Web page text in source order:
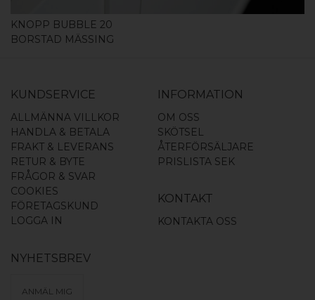
KNOPP BUBBLE 20
BORSTAD MÄSSING
KUNDSERVICE
ALLMÄNNA VILLKOR
HANDLA & BETALA
FRAKT & LEVERANS
RETUR & BYTE
FRÅGOR & SVAR
COOKIES
FÖRETAGSKUND
LOGGA IN
INFORMATION
OM OSS
SKÖTSEL
ÅTERFÖRSÄLJARE
PRISLISTA SEK
KONTAKT
KONTAKTA OSS
NYHETSBREV
ANMÄL MIG